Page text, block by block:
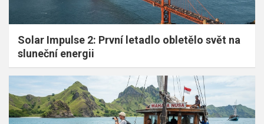
Solar Impulse 2: První letadlo obletělo svět na
sluneční energii